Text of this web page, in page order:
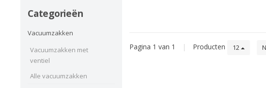
Categorieën
Vacuumzakken
Vacuumzakken met
ventiel
Alle vacuumzakken
Pagina 1 van 1 | Producten 12